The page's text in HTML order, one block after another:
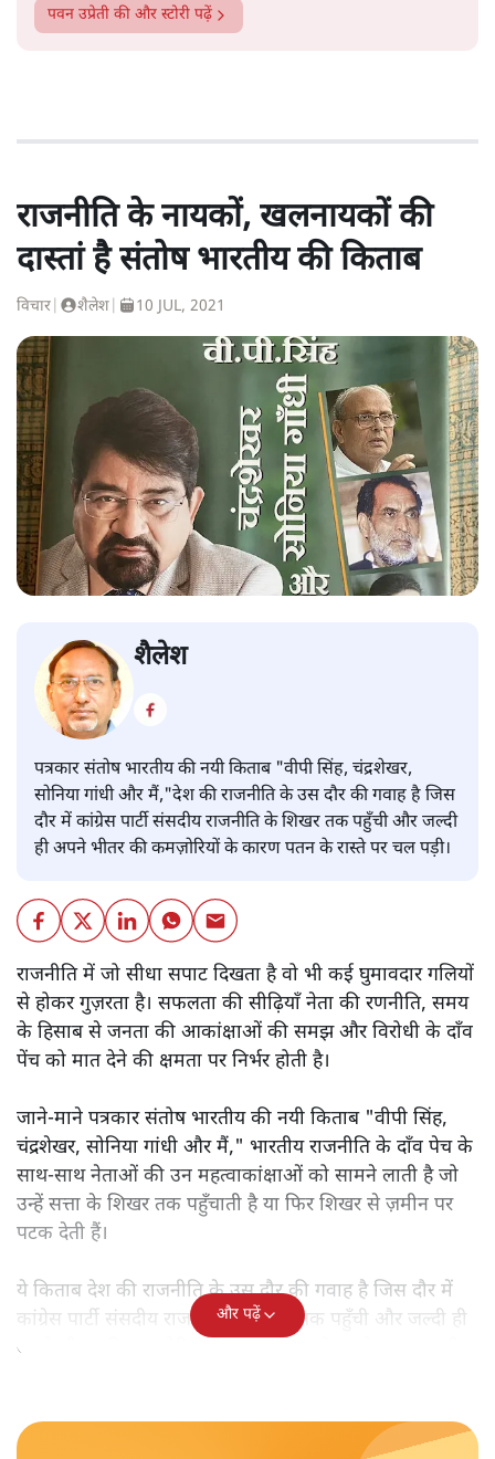
पवन उप्रेती की और स्टोरी पढ़ें
राजनीति के नायकों, खलनायकों की
दास्तां है संतोष भारतीय की किताब
विचार शैलेश 10 JUL, 2021
शैलेश
पत्रकार संतोष भारतीय की नयी किताब "वीपी सिंह, चंद्रशेखर,
सोनिया गांधी और मैं,"देश की राजनीति के उस दौर की गवाह है जिस
दौर में कांग्रेस पार्टी संसदीय राजनीति के शिखर तक पहुँची और जल्दी
ही अपने भीतर की कमज़ोरियों के कारण पतन के रास्ते पर चल पड़ी।
राजनीति में जो सीधा सपाट दिखता है वो भी कई घुमावदार गलियों
से होकर गुज़रता है। सफलता की सीढ़ियाँ नेता की रणनीति, समय
के हिसाब से जनता की आकांक्षाओं की समझ और विरोधी के दाँव
पेंच को मात देने की क्षमता पर निर्भर होती है।
जाने-माने पत्रकार संतोष भारतीय की नयी किताब "वीपी सिंह,
चंद्रशेखर, सोनिया गांधी और मैं," भारतीय राजनीति के दाँव पेच के
साथ-साथ नेताओं की उन महत्वाकांक्षाओं को सामने लाती है जो
उन्हें सत्ता के शिखर तक पहुँचाती है या फिर शिखर से ज़मीन पर
पटक देती हैं।
ये किताब देश की राजनीति के उस दौर की गवाह है जिस दौर में
कांग्रेस पार्टी संसदीय राजनीति के शिखर तक पहुँची और जल्दी ही
अपने भीतर की कमज़ोरियों के कारण पतन के रास्ते पर चल पड़ी।
और पढ़ें